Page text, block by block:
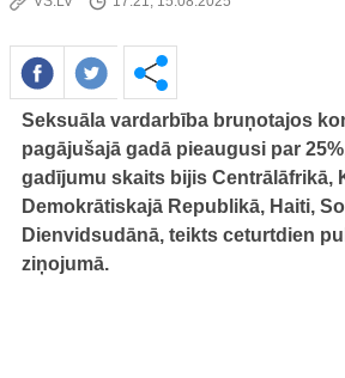
Seksuāla vardarbība bruņotajos
pagājušajā gadā pieaugusi par
gadījumu skaits bijis Centrālāfrikā,
Demokrātiskajā Republikā, Haiti,
Dienvidsudānā, teikts ceturtdien
ziņojumā.